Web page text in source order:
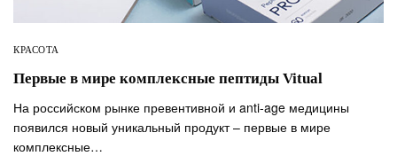
КРАСОТА
Первые в мире комплексные пептиды Vitual
На российском рынке превентивной и anti-age медицины
появился новый уникальный продукт – первые в мире
комплексные…